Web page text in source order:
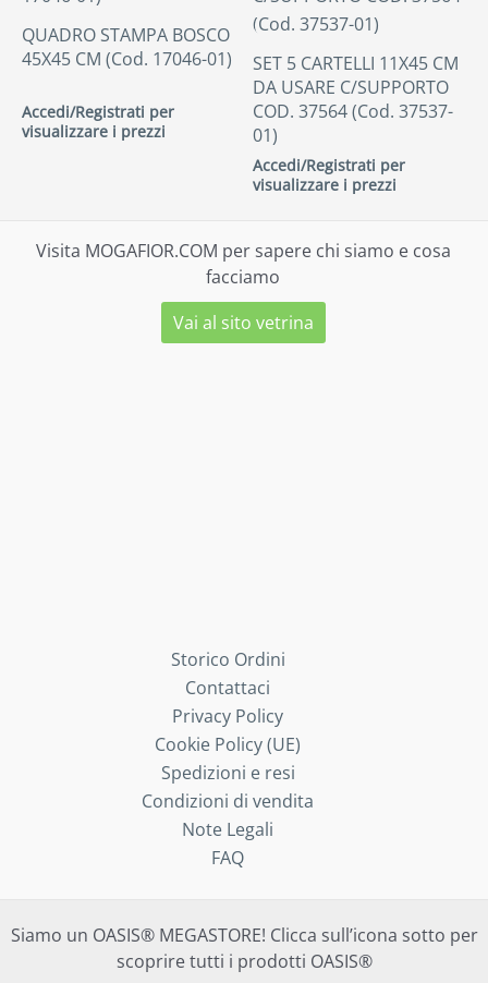
SET 5 CARTELLI 11X45 CM
DA USARE C/SUPPORTO
COD. 37564 (Cod. 37537-
01)
Accedi/Registrati per
visualizzare i prezzi
QUADRO STAMPA BOSCO
45X45 CM (Cod. 17046-01)
Accedi/Registrati per
visualizzare i prezzi
Visita MOGAFIOR.COM per sapere chi siamo e cosa
facciamo
Vai al sito vetrina
Storico Ordini
Contattaci
Privacy Policy
Cookie Policy (UE)
Spedizioni e resi
Condizioni di vendita
Note Legali
FAQ
Siamo un OASIS® MEGASTORE! Clicca sull’icona sotto per
scoprire tutti i prodotti OASIS®